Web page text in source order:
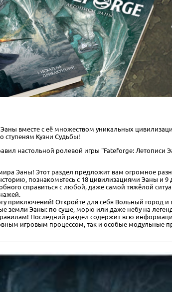
вместе с её множеством уникальных
ступеням Кузни Судьбы!
настольной ролевой игры "Fateforge: Летописи
Эаны! Этот раздел предложит вам огромное
познакомьтесь с 18 цивилизациями Эаны
справиться с любой, даже самой тяжёлой
приключений! Откройте для себя Вольный город
земли Эаны: по суше, морю или даже небу на
Последний раздел содержит всю
игровым процессом, так и особые модульные